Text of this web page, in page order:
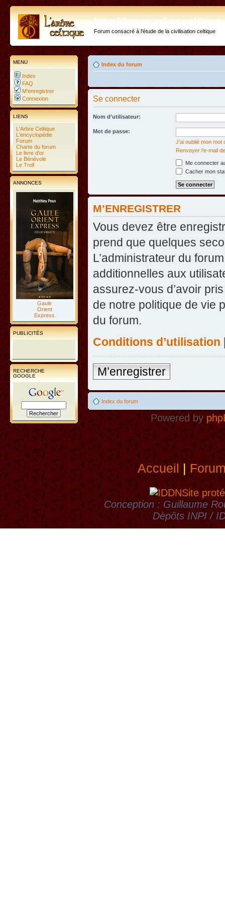
http://forum.arbre-
Forum consacré à l'étude de la civilisation celtique
MENU
Index
FAQ
M’enregistrer
Connexion
LIENS
L'Arbre Celtique
L'encyclopédie
Forum
Charte du forum
Le livre d'or
Le Bénévole
Le Troll
ANNONCES
Gaule
Orient
Express
PUBLICITÉS
RECHERCHE
GOOGLE
Index du forum
Se connecter
Nom d’utilisateur:
Mot de passe:
J’ai oublié mon mot
Renvoyer l’e-mail
Me connecter
Cacher mon
M’ENREGISTRER
Vous devez être
prend que quelques
L’administrateur du
additionnelles aux
assurez-vous d’avoir
de notre politique de vie
du forum.
Conditions d’utilisation
M’enregistrer
Index du forum
Powered by
Accueil|
Site
Conception : Guillaume
Dèpôts INPI /